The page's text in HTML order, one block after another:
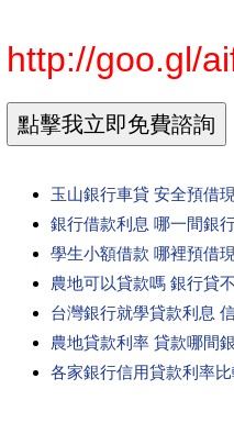
http://goo.gl/
玉山銀行車貸 安全預借
銀行借款利息 哪一間銀
學生小額借款 哪裡預借
農地可以貸款嗎 銀行貸
台灣銀行就學貸款利息
農地貸款利率 貸款哪間
各家銀行信用貸款利率